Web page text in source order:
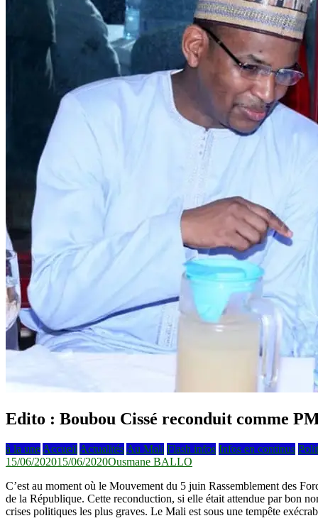
Edito : Boubou Cissé reconduit comme
à la une Accueil Actualités Au Mali Flash infos Infos en continus
15/06/202015/06/2020Ousmane BALLO
C’est au moment où le Mouvement du 5 juin Rassemblement des
de la République. Cette reconduction, si elle était attendue par bon
crises politiques les plus graves. Le Mali est sous une tempête